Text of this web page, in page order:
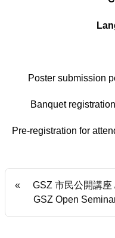
Poster submission
Banquet
Pre-registration for
GSZ 市民公開講座
GSZ Open